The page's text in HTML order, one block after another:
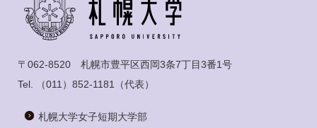
〒062-8520 札幌市豊平区西岡3条7丁目3番1号
Tel.
（011）852-1181 （代表）
札幌大学女子短期大学部